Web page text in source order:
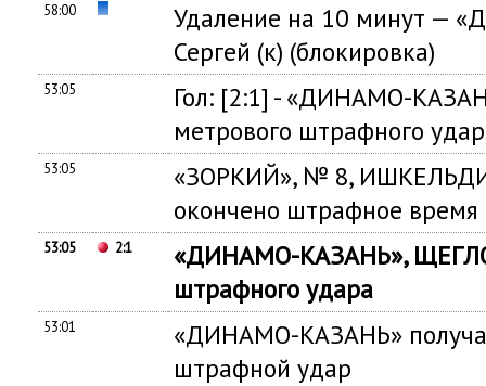
58:00
Удаление на 10 минут —
Сергей (к) (блокировка)
53:05
Гол: [2:1] - «ДИНАМО-
метрового штрафного
53:05
«ЗОРКИЙ», № 8,
окончено штрафное время
53:05 2:1
«ДИНАМО-КАЗАНЬ»,
штрафного удара
53:01
«ДИНАМО-КАЗАНЬ»
штрафной удар